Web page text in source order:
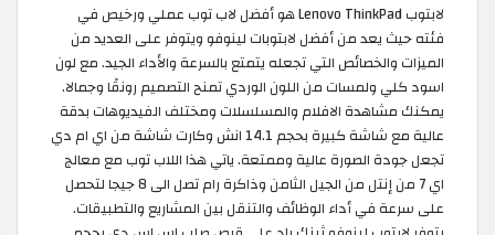
لابتوب Lenovo ThinkPad هو أفضل لاب توب عملي ورخيص في
فئته حيث يعد من أفضل لابتوبات لينوفو ويتوفر على العديد من
الميزات والخصائص التي تجعله يتمتع بالسرعة والأداء الجيد. مع لون
اسود كلي ولمسات من اللون الوردي تمنح التصميم رونقًا وجمالا.
يمكنك مشاهدة الافلام والمسلسلات ومختلف الفيديوهات بدقة
عالية مع شاشة كبيرة بحجم 14.1 انش وكارت شاشة من اي ام دي
تجعل جودة الصورة عالية وممتعة. ياتي هذا اللاب توب مع معالج
اي 7 من إنتل من الجيل الثامن وذاكرة رام تصل الى 8 جيجا لتحصل
على سرعة في أداء الوظائف والتنقل بين المشاريع والتطبيقات.